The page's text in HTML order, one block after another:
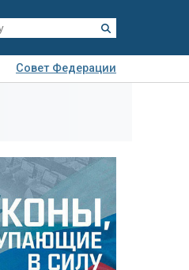
Совет Федерации